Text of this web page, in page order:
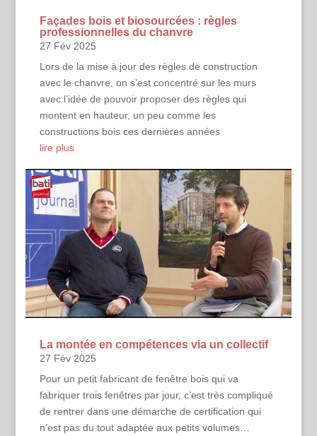
Façades bois et biosourcées : règles
professionnelles du chanvre
27 Fév 2025
Lors de la mise à jour des règles de construction
avec le chanvre, on s’est concentré sur les murs
avec l’idée de pouvoir proposer des règles qui
montent en hauteur, un peu comme les
constructions bois ces dernières années
lire plus
La montée en compétences via un collectif
27 Fév 2025
Pour un petit fabricant de fenêtre bois qui va
fabriquer trois fenêtres par jour, c’est très compliqué
de rentrer dans une démarche de certification qui
n’est pas du tout adaptée aux petits volumes…